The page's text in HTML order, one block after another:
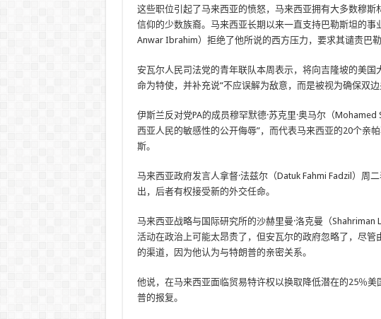
这些职位引起了马来西亚的愤怒，马来西亚拥有大多数穆
信仰的少数族裔。马来西亚长期以来一直支持巴勒斯坦的事
Anwar Ibrahim）拒绝了他所说的西方压力，要求其谴责巴勒
安瓦尔人民司法党的青年联队本周表示，将向吉隆坡的美
命为特使，并补充说“不应误解为敌意，而是被视为确保双
伊斯兰反对党PA的成员穆罕默德·苏克里·奥马尔（
西亚人民的敏感性的公开侮辱”，而代表马来西亚的20个亲
斯。
马来西亚政府发言人拿督·法兹尔（Datuk Fahmi Fadzil）周
出，后者有权接受新的外交任命。
马来西亚战略与国际研究所的沙赫里曼·洛克曼（
活动在政治上可能太昂贵了，但安瓦尔的政府忽略了，尽
的渠道，因为他认为与特朗普的亲密关系。
他说，在马来西亚面临贸易特许权以换取降低潜在的25％
普的报复。